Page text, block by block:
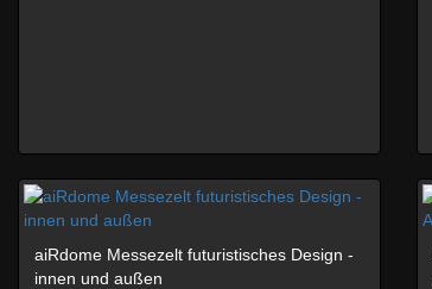
aiRdome Messezelt futuristisches Design -
innen und außen